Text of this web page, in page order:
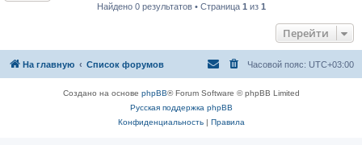
Найдено 0 результатов • Страница 1 из 1
Перейти
На главную Список форумов Часовой пояс: UTC+03:00
Создано на основе phpBB® Forum Software © phpBB Limited
Русская поддержка phpBB
Конфиденциальность| Правила